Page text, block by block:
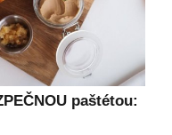
paštétou: